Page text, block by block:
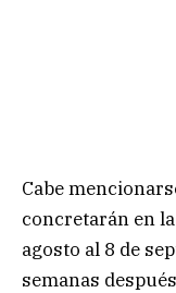
Cabe
concretarán en
agosto al 8 de
semanas